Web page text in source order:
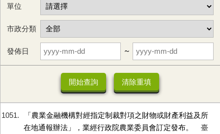
單位
市政分類
發佈日 ~
1051
「農業金融機構對經指定制裁對項之財物或財產利益及所
在地通報辦法」，業經行政院農業委員會訂定發布。
臺